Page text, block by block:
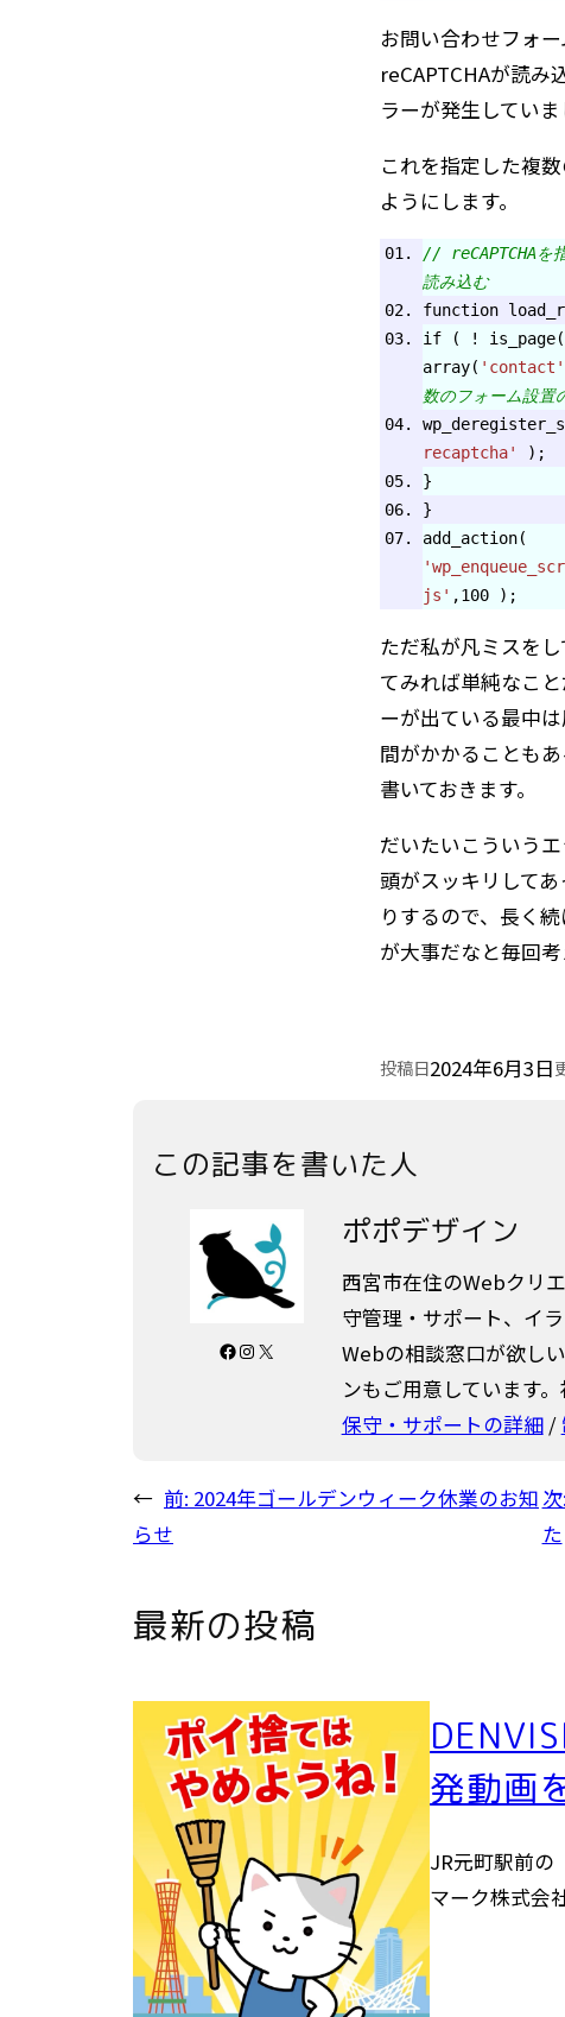
お問い合わせフォ
reCAPTCHAが読み
ラーが発生していま
これを指定した複
ようにします。
// reCAPTCHAを
読み込む
function
if ( ! is_page(
array( 'contact'
数のフォーム設置
recaptcha'
);
}
}
add_action(
js' ,100 );
ただ私が凡ミスを
てみれば単純なこ
ーが出ている最中
間がかかることも
書いておきます。
だいたいこういうエ
頭がスッキリして
りするので、長く
が大事だなと毎回考
投稿日2024年6月3日
この記事を書いた人
Facebook InstagramX
ポポデザイン
西宮市在住のWebクリ
守管理・サポート、イ
Webの相談窓口が欲し
ンもご用意しています
保守・サポートの詳細/
← 前: 2024年ゴールデンウィーク休業のお知
らせ
次:
た
最新の投稿
発動画
JR元町駅前の
マーク株式会